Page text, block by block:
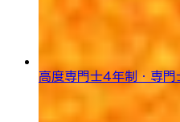
高度専門士4年制・専